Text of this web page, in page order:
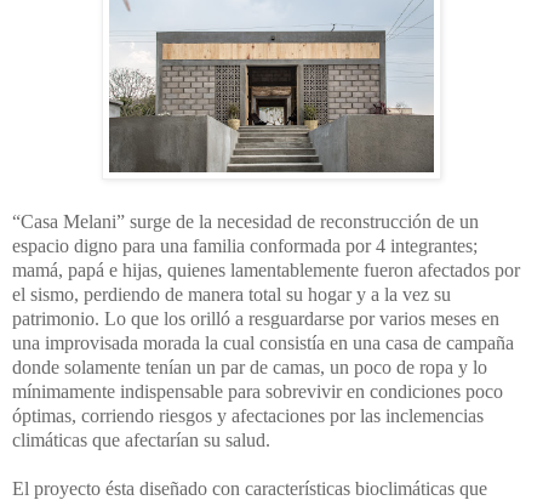
“Casa Melani” surge de la necesidad de reconstrucción de un
espacio digno para una familia conformada por 4 integrantes;
mamá, papá e hijas, quienes lamentablemente fueron afectados por
el sismo, perdiendo de manera total su hogar y a la vez su
patrimonio. Lo que los orilló a resguardarse por varios meses en
una improvisada morada la cual consistía en una casa de campaña
donde solamente tenían un par de camas, un poco de ropa y lo
mínimamente indispensable para sobrevivir en condiciones poco
óptimas, corriendo riesgos y afectaciones por las inclemencias
climáticas que afectarían su salud.
El proyecto ésta diseñado con características bioclimáticas que